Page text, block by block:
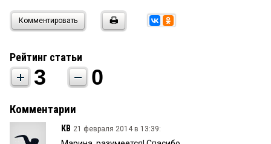
Комментировать
Рейтинг статьи
3 0
Комментарии
КВ 21 февраля 2014 в 13:39: